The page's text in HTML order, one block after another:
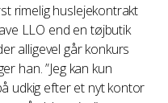
rimelig huslejekontrakt
LLO end en tøjbutik
alligevel går konkurs
han. ”Jeg kan kun
udkig efter et nyt kontor